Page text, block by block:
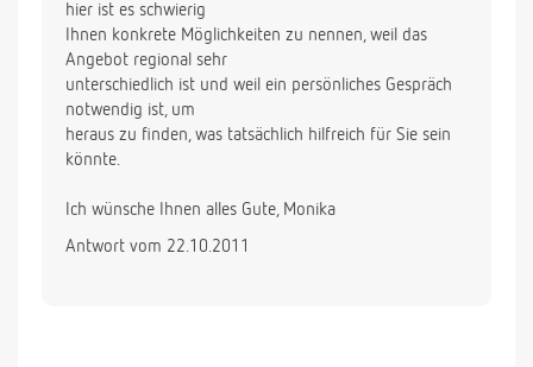
hier ist es schwierig
Ihnen konkrete Möglichkeiten zu nennen, weil das
Angebot regional sehr
unterschiedlich ist und weil ein persönliches Gespräch
notwendig ist, um
heraus zu finden, was tatsächlich hilfreich für Sie sein
könnte.
Ich wünsche Ihnen alles Gute, Monika
Antwort vom 22.10.2011